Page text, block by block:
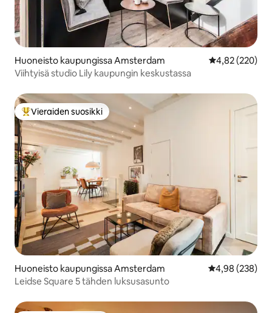
Huoneisto kaupungissa Amsterdam
4,82 (220)
Viihtyisä studio Lily kaupungin keskustassa
Vieraiden suosikkien parhaimmistoa
Vieraiden suosikki
Huoneisto kaupungissa Amsterdam
4,98 (238)
Leidse Square 5 tähden luksusasunto